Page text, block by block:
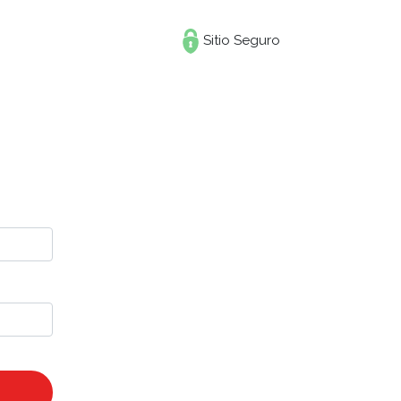
Sitio Seguro